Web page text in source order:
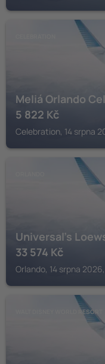
Meliá Orlando
5 822 Kč
Celebration, 14 srpna
Universal’s
33 574 Kč
Orlando, 14 srpna
WALT DISNEY WORLD RESORT